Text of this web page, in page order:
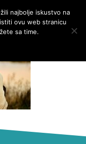
najbolje iskustvo na
ovu web stranicu
sa time.